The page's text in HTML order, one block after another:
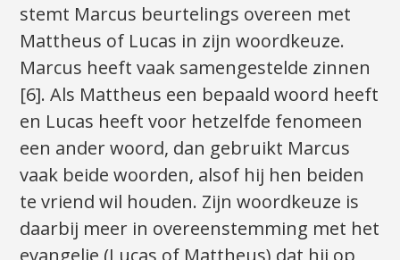
stemt Marcus beurtelings overeen met
Mattheus of Lucas in zijn woordkeuze.
Marcus heeft vaak samengestelde zinnen
[6]. Als Mattheus een bepaald woord heeft
en Lucas heeft voor hetzelfde fenomeen
een ander woord, dan gebruikt Marcus
vaak beide woorden, alsof hij hen beiden
te vriend wil houden. Zijn woordkeuze is
daarbij meer in overeenstemming met het
evangelie (Lucas of Mattheus) dat hij op